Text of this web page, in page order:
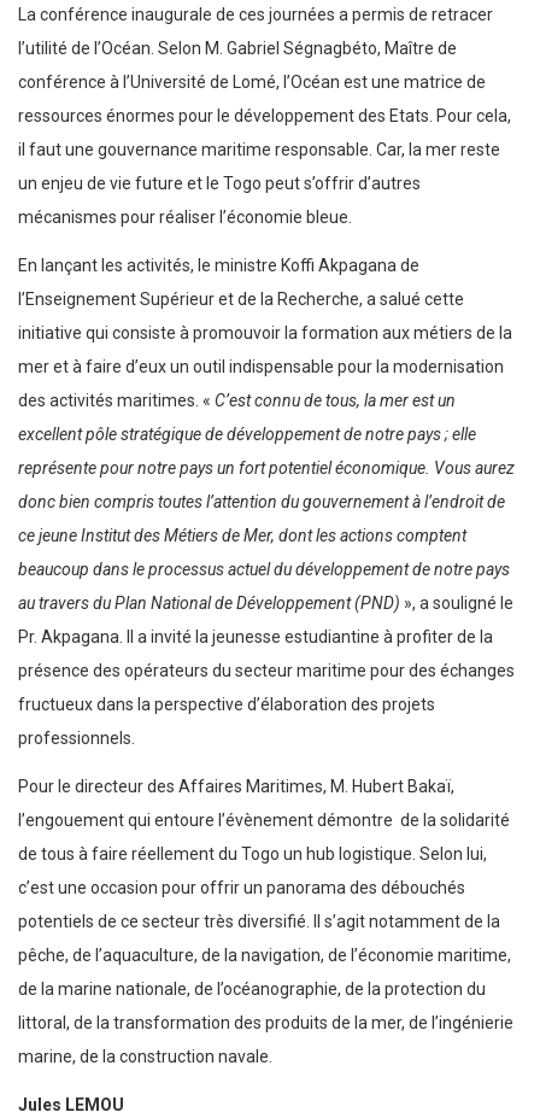
La conférence inaugurale de ces journées a permis de retracer
l’utilité de l’Océan. Selon M. Gabriel Ségnagbéto, Maître de
conférence à l’Université de Lomé, l’Océan est une matrice de
ressources énormes pour le développement des Etats. Pour cela,
il faut une gouvernance maritime responsable. Car, la mer reste
un enjeu de vie future et le Togo peut s’offrir d’autres
mécanismes pour réaliser l’économie bleue.
En lançant les activités, le ministre Koffi Akpagana de
l’Enseignement Supérieur et de la Recherche, a salué cette
initiative qui consiste à promouvoir la formation aux métiers de la
mer et à faire d’eux un outil indispensable pour la modernisation
des activités maritimes. « C’est connu de tous, la mer est un
excellent pôle stratégique de développement de notre pays ; elle
représente pour notre pays un fort potentiel économique. Vous aurez
donc bien compris toutes l’attention du gouvernement à l’endroit de
ce jeune Institut des Métiers de Mer, dont les actions comptent
beaucoup dans le processus actuel du développement de notre pays
au travers du Plan National de Développement (PND) », a souligné le
Pr. Akpagana. Il a invité la jeunesse estudiantine à profiter de la
présence des opérateurs du secteur maritime pour des échanges
fructueux dans la perspective d’élaboration des projets
professionnels.
Pour le directeur des Affaires Maritimes, M. Hubert Bakaï,
l’engouement qui entoure l’évènement démontre de la solidarité
de tous à faire réellement du Togo un hub logistique. Selon lui,
c’est une occasion pour offrir un panorama des débouchés
potentiels de ce secteur très diversifié. Il s’agit notamment de la
pêche, de l’aquaculture, de la navigation, de l’économie maritime,
de la marine nationale, de l’océanographie, de la protection du
littoral, de la transformation des produits de la mer, de l’ingénierie
marine, de la construction navale.
Jules LEMOU